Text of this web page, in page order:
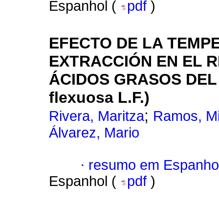
Espanhol ( pdf )
EFECTO DE LA
EXTRACCIÓN EN EL
ÁCIDOS GRASOS
flexuosa L.F.)
Rivera, Maritza; Ramos,
Álvarez, Mario
· resumo em
Espanhol (
pdf )